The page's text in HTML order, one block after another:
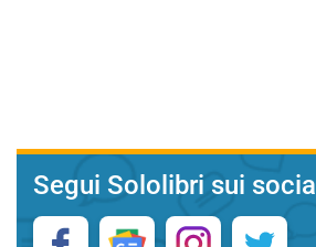
Segui Sololibri sui social